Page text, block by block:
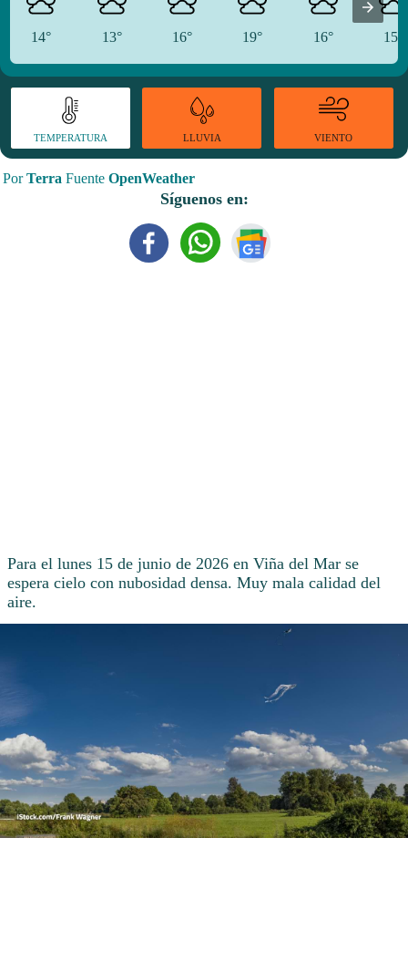
14° 13° 16° 19° 16° 15°
TEMPERATURA LLUVIA VIENTO
PorTerra Fuente OpenWeather
Síguenos en:
Para el lunes 15 de junio de 2026 en Viña del Mar se
espera cielo con nubosidad densa. Muy mala calidad del
aire.